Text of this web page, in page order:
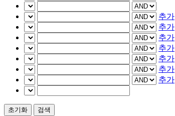
추가
추가
추가
추가
추가
추가
추가